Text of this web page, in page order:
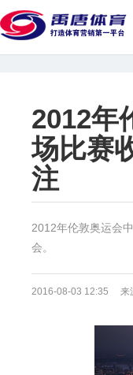
2012年
场比赛
注
2012年伦敦奥运会
会。
2016-08-03 12:35 来